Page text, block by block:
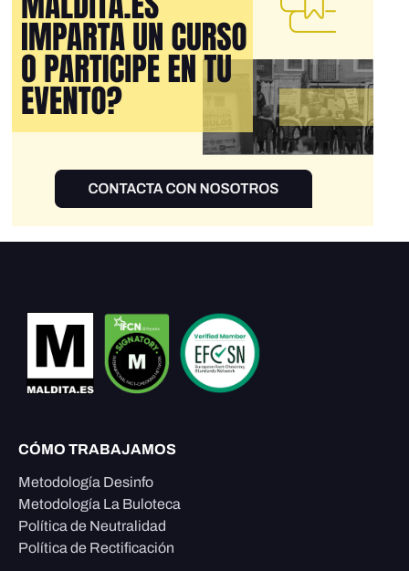
CÓMO TRABAJAMOS
Metodología Desinfo
Metodología La Buloteca
Política de Neutralidad
Política de Rectificación